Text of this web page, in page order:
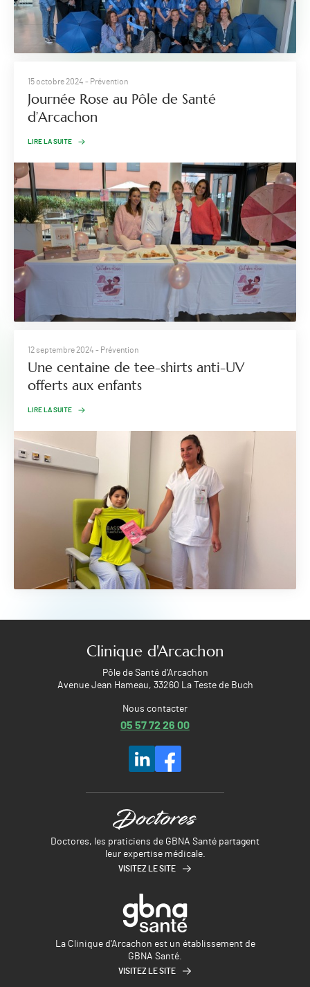
15 octobre 2024 - Prévention
Journée Rose au Pôle de Santé
d’Arcachon
LIRE LA SUITE
12 septembre 2024 - Prévention
Une centaine de tee-shirts anti-UV
offerts aux enfants
LIRE LA SUITE
Clinique d'Arcachon
Pôle de Santé d'Arcachon
Avenue Jean Hameau, 33260 La Teste de Buch
Nous contacter
05 57 72 26 00
Doctores, les praticiens de GBNA Santé partagent
leur expertise médicale.
VISITEZ LE SITE
La Clinique d'Arcachon est un établissement de
GBNA Santé.
VISITEZ LE SITE